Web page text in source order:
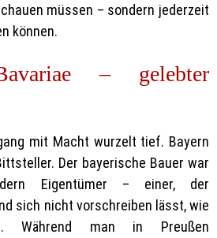
müssen – sondern jederzeit
können.
– gelebter
mit Macht wurzelt tief. Bayern
Der bayerische Bauer war
Eigentümer – einer, der
sich nicht vorschreiben lässt, wie
man in Preußen